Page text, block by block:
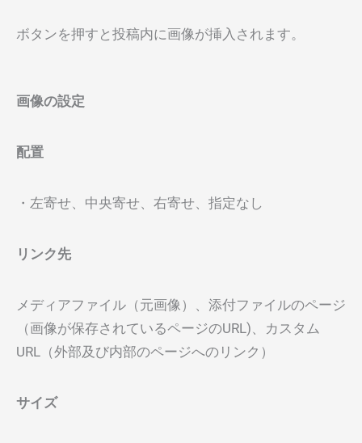
ボタンを押すと投稿内に画像が挿入されます。
画像の設定
配置
・左寄せ、中央寄せ、右寄せ、指定なし
リンク先
メディアファイル（元画像）、添付ファイルのページ
（画像が保存されているページのURL)、カスタム
URL（外部及び内部のページへのリンク）
サイズ